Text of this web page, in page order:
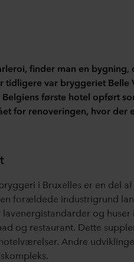
finder man en
var bryggeriet Belle
første hotel opført
for renoveringen, hvor der
i Bruxelles er en del
forældede industrigrund
og
og restaurant. Dette
Andre